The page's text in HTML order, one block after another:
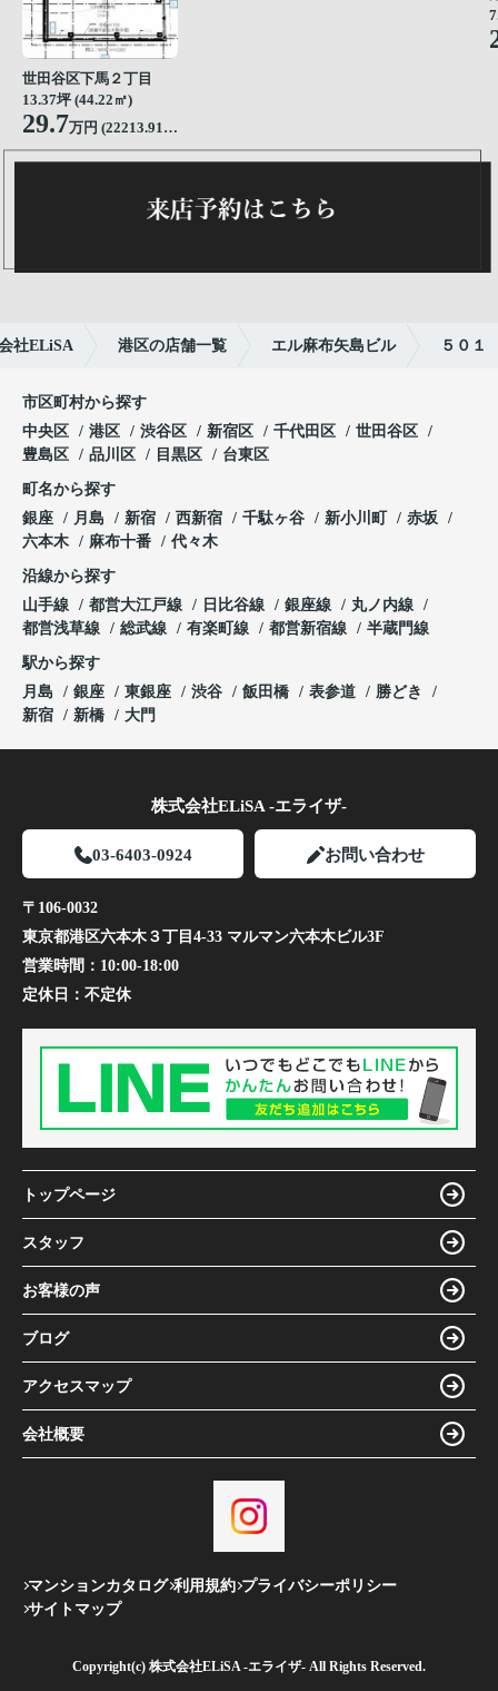
世田谷区下馬２丁目
13.37坪 (44.22㎡)
29.7万円 (22213.91円/坪)
社ELiSA 港区の店舗一覧 エル麻布矢島ビル ５０１
市区町村から探す
中央区
港区 渋谷区 新宿区 千代田区
世田谷区
豊島区
品川区 目黒区 台東区
町名から探す
銀座
月島 新宿 西新宿 千駄ヶ谷 新小川町
赤坂
六本木
麻布十番 代々木
沿線から探す
山手線
都営大江戸線 日比谷線 銀座線
丸ノ内線
都営浅草線
総武線 有楽町線 都営新宿線 半蔵門線
駅から探す
月島
銀座 東銀座 渋谷 飯田橋 表参道
勝どき
新宿
新橋 大門
株式会社ELiSA -エライザ-
03-6403-0924 お問い合わせ
〒106-0032
東京都港区六本木３丁目4-33 マルマン六本木ビル3F
営業時間： 10:00-18:00
定休日： 不定休
トップページ
スタッフ
お客様の声
ブログ
アクセスマップ
会社概要
マンションカタログ 利用規約 プライバシーポリシー
サイトマップ
Copyright(c) 株式会社ELiSA -エライザ- All Rights Reserved.